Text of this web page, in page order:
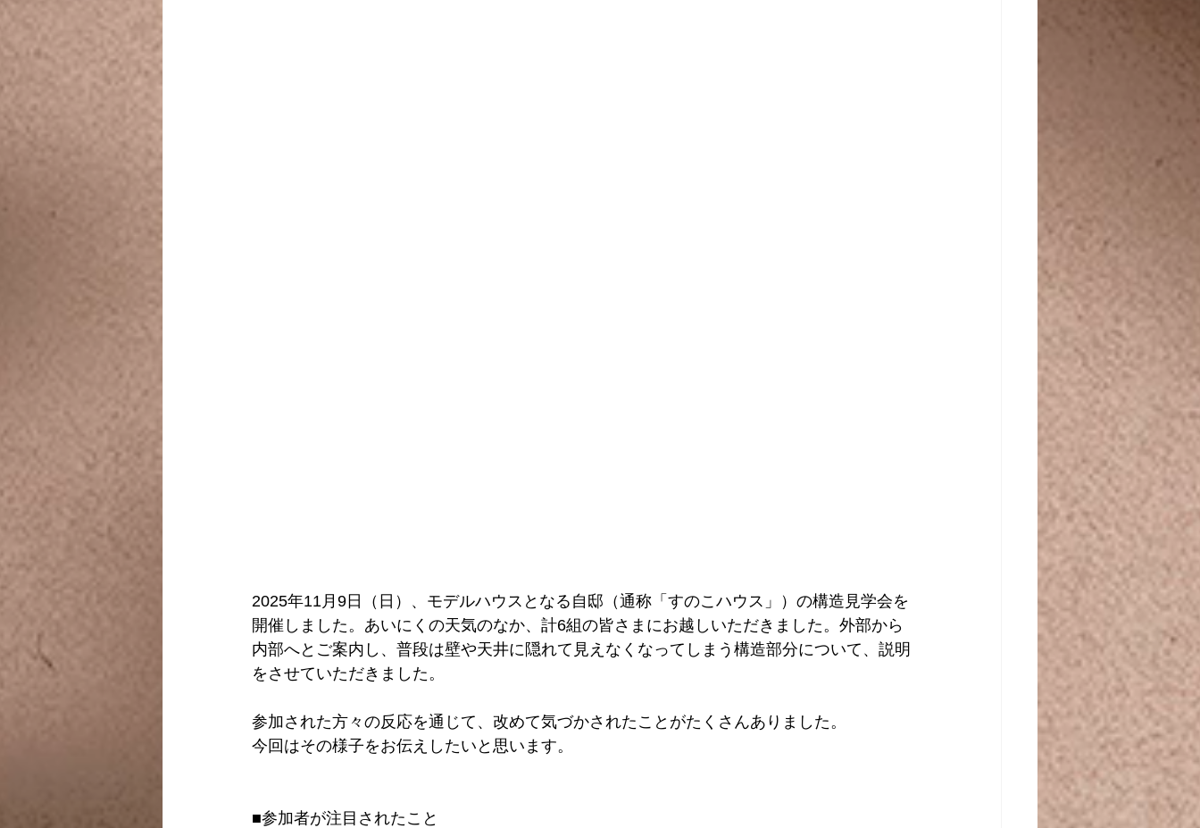
2025年11月9日（日）、モデルハウスとなる自邸（通称「すのこハウス」）の構造見学会を
開催しました。あいにくの天気のなか、計6組の皆さまにお越しいただきました。外部から
内部へとご案内し、普段は壁や天井に隠れて見えなくなってしまう構造部分について、説明
をさせていただきました。
参加された方々の反応を通じて、改めて気づかされたことがたくさんありました。
今回はその様子をお伝えしたいと思います。
■参加者が注目されたこと